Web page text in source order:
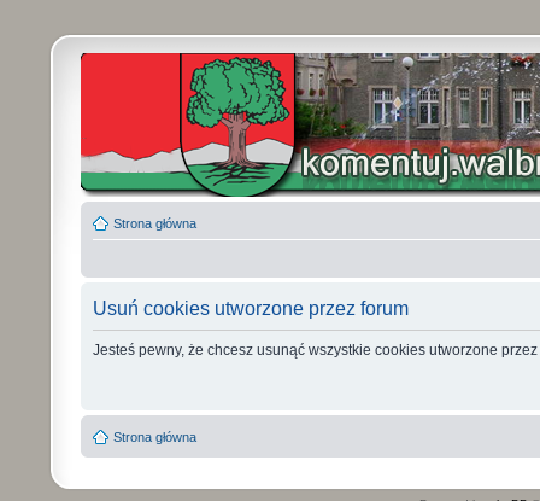
Strona główna
Usuń cookies utworzone przez forum
Jesteś pewny, że chcesz usunąć wszystkie cookies utworzone
Strona główna